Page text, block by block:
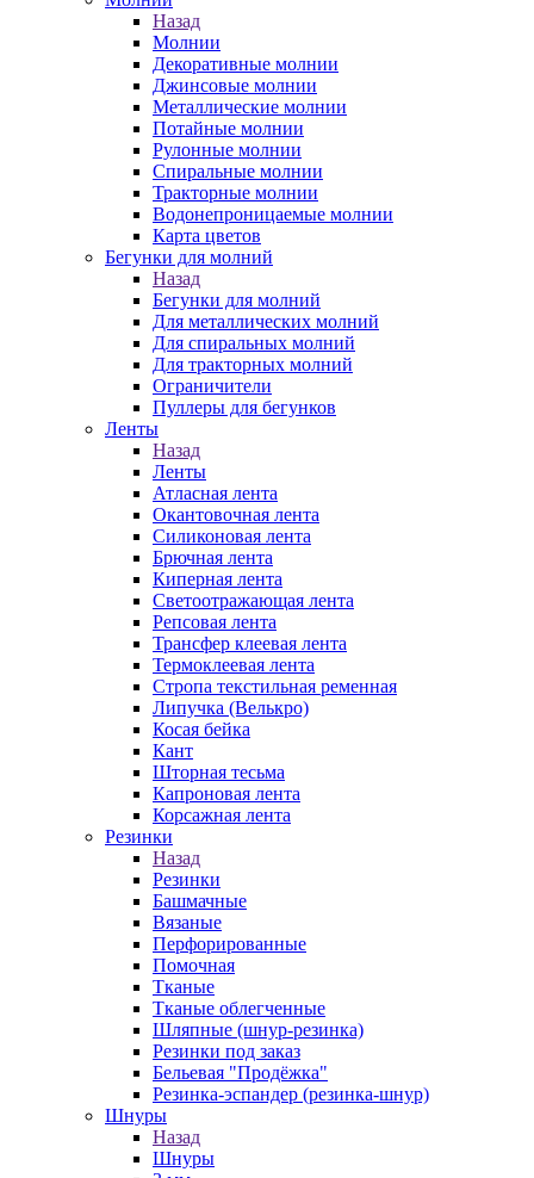
Назад
Молнии
Декоративные молнии
Джинсовые молнии
Металлические молнии
Потайные молнии
Рулонные молнии
Спиральные молнии
Тракторные молнии
Водонепроницаемые молнии
Карта цветов
Бегунки для молний
Назад
Бегунки для молний
Для металлических молний
Для спиральных молний
Для тракторных молний
Ограничители
Пуллеры для бегунков
Ленты
Назад
Ленты
Атласная лента
Окантовочная лента
Силиконовая лента
Брючная лента
Киперная лента
Светоотражающая лента
Репсовая лента
Трансфер клеевая лента
Термоклеевая лента
Стропа текстильная ременная
Липучка (Велькро)
Косая бейка
Кант
Шторная тесьма
Капроновая лента
Корсажная лента
Резинки
Назад
Резинки
Башмачные
Вязаные
Перфорированные
Помочная
Тканые
Тканые облегченные
Шляпные (шнур-резинка)
Резинки под заказ
Бельевая "Продёжка"
Резинка-эспандер (резинка-шнур)
Шнуры
Назад
Шнуры